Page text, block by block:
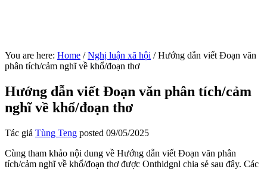
You are here: Home / Nghị luận xã hội /Hướng dẫn viết Đoạn văn
phân tích/cảm nghĩ về khổ/đoạn thơ
Hướng dẫn viết Đoạn văn phân tích/cảm
nghĩ về khổ/đoạn thơ
Tác giả Tùng Teng posted 09/05/2025
Cùng tham khảo nội dung về Hướng dẫn viết Đoạn văn phân
tích/cảm nghĩ về khổ/đoạn thơ được Onthidgnl chia sẻ sau đây. Các